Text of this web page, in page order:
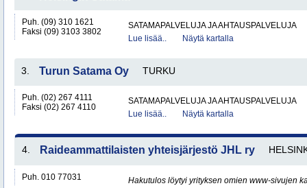
Puh. (09) 310 1621
Faksi (09) 3103 3802
SATAMAPALVELUJA JA AHTAUSPALVELUJA
Lue lisää..
Näytä kartalla
3. Turun Satama Oy TURKU
Puh. (02) 267 4111
Faksi (02) 267 4110
SATAMAPALVELUJA JA AHTAUSPALVELUJA
Lue lisää..
Näytä kartalla
4. Raideammattilaisten yhteisjärjestö JHL ry
Puh. 010 77031
Hakutulos löytyi yrityksen omien www-sivujen